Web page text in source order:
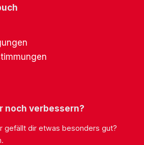
noch verbessern?
gefällt dir etwas besonders gut?